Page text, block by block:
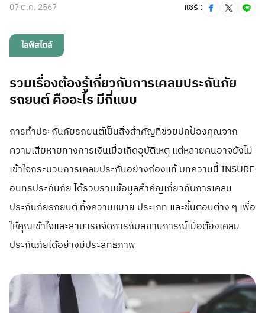
07 ต.ค. 2567 แชร์ :
ไลฟ์สไตล์
รวมเรื่องต้องรู้เกี่ยวกับการเคลมประกันภัย
รถยนต์ คืออะไร มีกี่แบบ
การทำประกันภัยรถยนต์เป็นสิ่งสำคัญที่ช่วยปกป้องคุณจาก
ความเสียหายทางการเงินเมื่อเกิดอุบัติเหตุ แต่หลายคนอาจยังไม่
เข้าใจกระบวนการเคลมประกันอย่างถ่องแท้ บทความนี้ INSURE
อินทรประกันภัย ได้รวบรวมข้อมูลสำคัญเกี่ยวกับการเคลม
ประกันภัยรถยนต์ ทั้งความหมาย ประเภท และขั้นตอนต่าง ๆ เพื่อ
ให้คุณเข้าใจและสามารถจัดการกับสถานการณ์เมื่อต้องเคลม
ประกันภัยได้อย่างมีประสิทธิภาพ